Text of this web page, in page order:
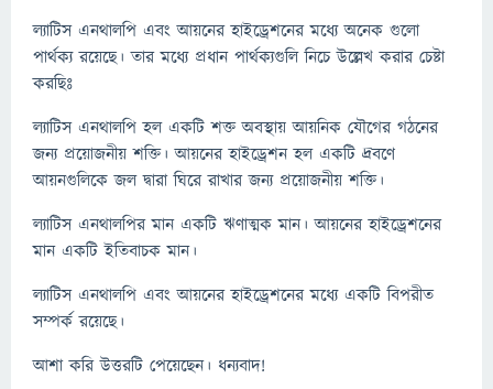
ল্যাটিস এনথালপি এবং আয়নের হাইড্রেশনের মধ্যে অনেক গুলো
পার্থক্য রয়েছে। তার মধ্যে প্রধান পার্থক্যগুলি নিচে উল্লেখ করার চেষ্টা
করছিঃ
ল্যাটিস এনথালপি হল একটি শক্ত অবস্থায় আয়নিক যৌগের গঠনের
জন্য প্রয়োজনীয় শক্তি। আয়নের হাইড্রেশন হল একটি দ্রবণে
আয়নগুলিকে জল দ্বারা ঘিরে রাখার জন্য প্রয়োজনীয় শক্তি।
ল্যাটিস এনথালপির মান একটি ঋণাত্মক মান। আয়নের হাইড্রেশনের
মান একটি ইতিবাচক মান।
ল্যাটিস এনথালপি এবং আয়নের হাইড্রেশনের মধ্যে একটি বিপরীত
সম্পর্ক রয়েছে।
আশা করি উত্তরটি পেয়েছেন। ধন্যবাদ!